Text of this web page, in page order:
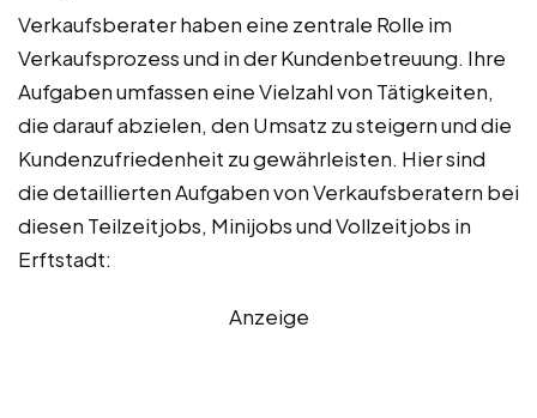
Verkaufsberater haben eine zentrale Rolle im
Verkaufsprozess und in der Kundenbetreuung. Ihre
Aufgaben umfassen eine Vielzahl von Tätigkeiten,
die darauf abzielen, den Umsatz zu steigern und die
Kundenzufriedenheit zu gewährleisten. Hier sind
die detaillierten Aufgaben von Verkaufsberatern bei
diesen Teilzeitjobs, Minijobs und Vollzeitjobs in
Erftstadt:
Anzeige